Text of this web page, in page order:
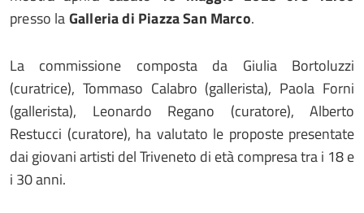
presso laGalleria di Piazza San Marco.
La commissione composta da Giulia Bortoluzzi
(curatrice), Tommaso Calabro (gallerista), Paola Forni
(gallerista), Leonardo Regano (curatore), Alberto
Restucci (curatore), ha valutato le proposte presentate
dai giovani artisti del Triveneto di età compresa tra i 18 e
i 30 anni.